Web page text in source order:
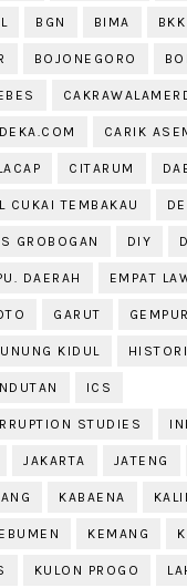
BGN BIMA
BOJONEGORO
CARIK
CITARUM
CUKAI TEMBAKAU
GROBOGAN DIY
DAERAH EMPAT
GARUT
KIDUL
ICS
STUDIES
JAKARTA JATENG
KABAENA
KEMANG
KULON PROGO